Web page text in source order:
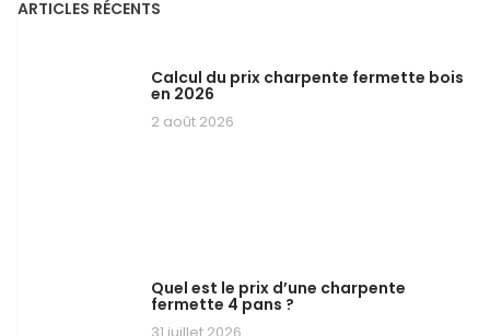
ARTICLES RÉCENTS
Calcul du prix charpente fermette bois
en 2026
2 août 2026
Quel est le prix d’une charpente
fermette 4 pans ?